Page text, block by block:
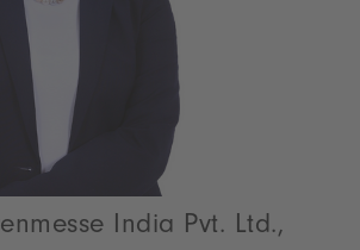
India Pvt. Ltd.,